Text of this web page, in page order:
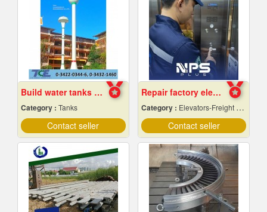
Build water tanks in the temple
Category : Tanks
Contact seller
Repair factory elevators, warehouses
Category : Elevators-Freight & Passenger
Contact seller